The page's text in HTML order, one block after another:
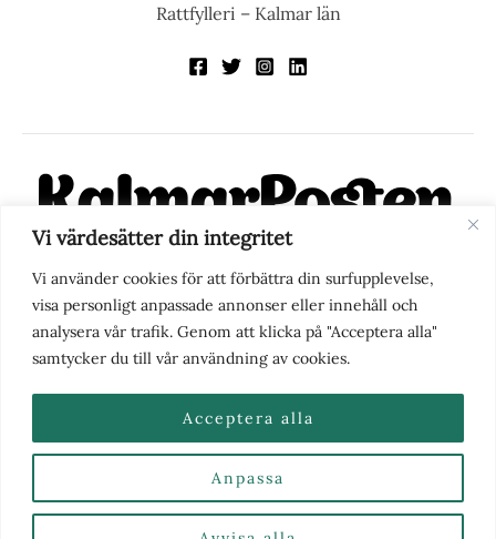
Vi värdesätter din integritet
Vi använder cookies för att förbättra din surfupplevelse,
visa personligt anpassade annonser eller innehåll och
analysera vår trafik. Genom att klicka på "Acceptera alla"
samtycker du till vår användning av cookies.
Anpassa
Acceptera alla
Rattfylleri – Kalmar län
KalmarPosten är en modern lokalnyhetstidning på nätet. Med
fokus på Kalmarregionen, men också med blick för det större
perspektivet, vill vi vara din självklara kanal för nyheter,
berättelser och engagemang. KalmarPosten grundades 1988 och
fick nya ägare 2025.
Nyhetstips eller frågor?Kontakta oss
2026 | Kalmarposten.se |Se alla Kategorier & Ämnen
här